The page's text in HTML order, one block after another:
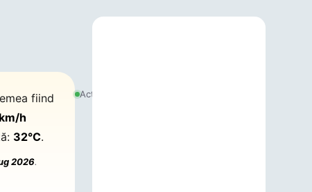
fiind
h
32°C.
2026.
Actualizat: